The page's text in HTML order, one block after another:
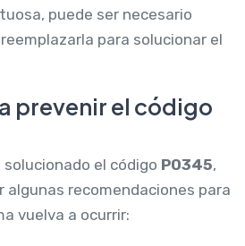
puede ser necesario
para solucionar el
prevenir el código
solucionado el código P0345,
recomendaciones para
vuelva a ocurrir: